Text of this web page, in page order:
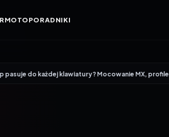
MOTOPORADNIKI
każdej klawiatury? Mocowanie MX, profile i rozmiary